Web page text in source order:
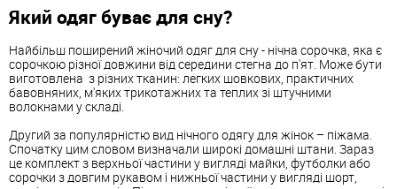
Який одяг буває для сну?
Найбільш поширений жіночий одяг для сну - нічна сорочка, яка є
сорочкою різної довжини від середини стегна до п'ят. Може бути
виготовлена з різних тканин: легких шовкових, практичних
бавовняних, м'яких трикотажних та теплих зі штучними
волокнами у складі.
Другий за популярністю вид нічного одягу для жінок – піжама.
Спочатку цим словом визначали широкі домашні штани. Зараз
це комплект з верхньої частини у вигляді майки, футболки або
сорочки з довгим рукавом і нижньої частини у вигляді шорт,